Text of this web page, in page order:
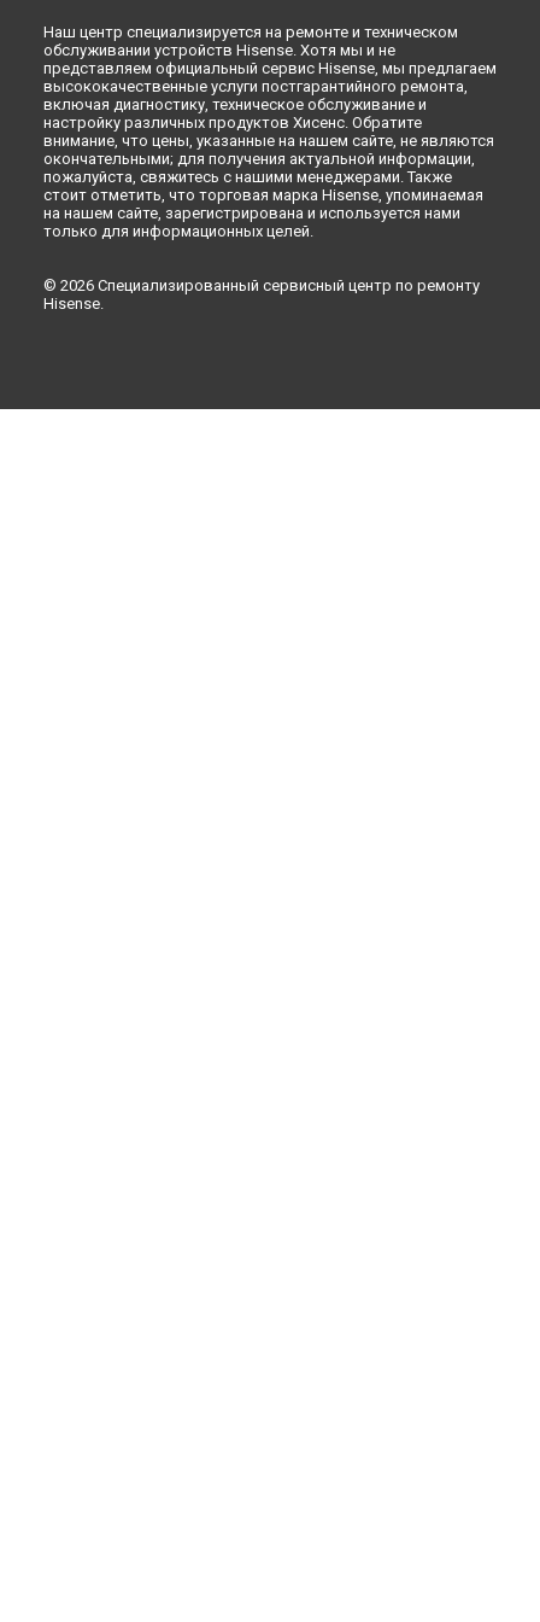
Наш центр специализируется на ремонте и техническом
обслуживании устройств Hisense. Хотя мы и не
представляем официальный сервис Hisense, мы предлагаем
высококачественные услуги постгарантийного ремонта,
включая диагностику, техническое обслуживание и
настройку различных продуктов Хисенс. Обратите
внимание, что цены, указанные на нашем сайте, не являются
окончательными; для получения актуальной информации,
пожалуйста, свяжитесь с нашими менеджерами. Также
стоит отметить, что торговая марка Hisense, упоминаемая
на нашем сайте, зарегистрирована и используется нами
только для информационных целей.
© 2026 Специализированный сервисный центр по ремонту
Hisense.